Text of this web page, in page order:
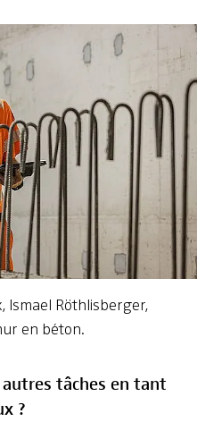
Ismael Röthlisberger,
en béton.
tâches en tant
?